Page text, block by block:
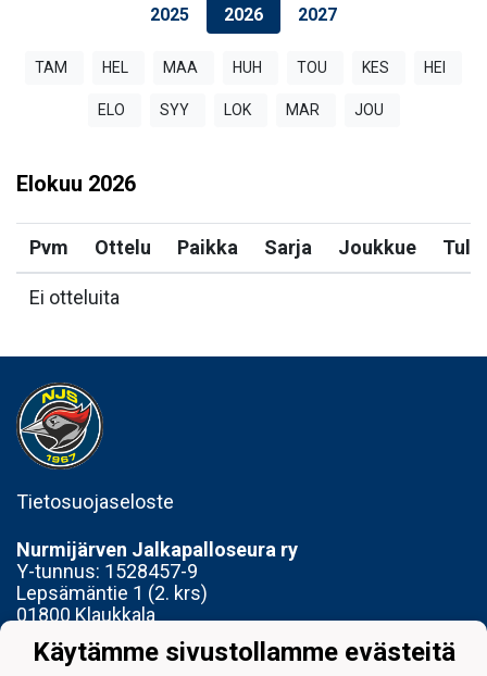
2025 2026 2027
TAM HEL MAA HUH TOU KES HEI
ELO SYY LOK MAR JOU
Elokuu 2026
Pvm Ottelu Paikka Sarja Joukkue
Ei otteluita
Tietosuojaseloste
Nurmijärven Jalkapalloseura ry
Y-tunnus: 1528457-9
Lepsämäntie 1 (2. krs)
01800 Klaukkala
Toimisto avoinna Ti 14-17 ja To 15-18
Käytämme sivustollamme evästeitä